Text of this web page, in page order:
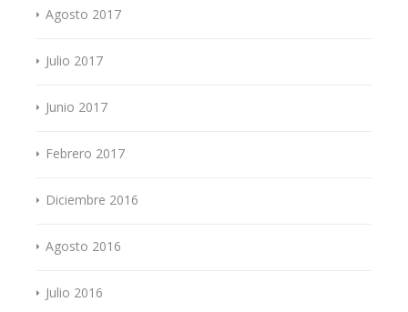
Agosto 2017
Julio 2017
Junio 2017
Febrero 2017
Diciembre 2016
Agosto 2016
Julio 2016